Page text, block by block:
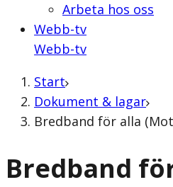
Arbeta hos oss
Webb-tv
Webb-tv
Start
Dokument & lagar
Bredband för alla
Bredband